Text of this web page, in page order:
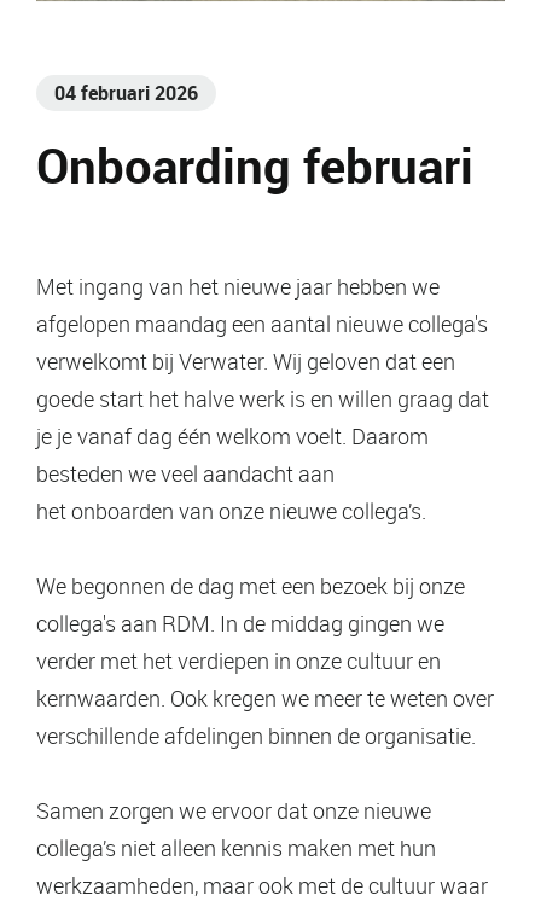
04 februari 2026
Onboarding februari
Met ingang van het nieuwe jaar hebben we
afgelopen maandag een aantal nieuwe collega's
verwelkomt bij Verwater. Wij geloven dat een
goede start het halve werk is en willen graag dat
je je vanaf dag één welkom voelt. Daarom
besteden we veel aandacht aan
het onboarden van onze nieuwe collega’s.
We begonnen de dag met een bezoek bij onze
collega's aan RDM. In de middag gingen we
verder met het verdiepen in onze cultuur en
kernwaarden. Ook kregen we meer te weten over
verschillende afdelingen binnen de organisatie.
Samen zorgen we ervoor dat onze nieuwe
collega’s niet alleen kennis maken met hun
werkzaamheden, maar ook met de cultuur waar